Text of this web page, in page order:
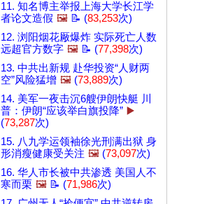
11. 知名博主举报上海大学长江学
者论文造假 🖼️ 📝 (83,253次)
12. 浏阳烟花厰爆炸 实际死亡人数
远超官方数字 🖼️ 📝 (77,398次)
13. 中共出新规 赴华投资“人财两
空”风险猛增 🖼️ (73,889次)
14. 美军一夜击沉6艘伊朗快艇 川
普：伊朗“应该举白旗投降” ▶️
(73,287次)
15. 八九学运领袖徐光刑满出狱 身
形消瘦健康受关注 🖼️ (73,097次)
16. 华人市长被中共渗透 美国人不
寒而栗 🖼️ 📝 (71,986次)